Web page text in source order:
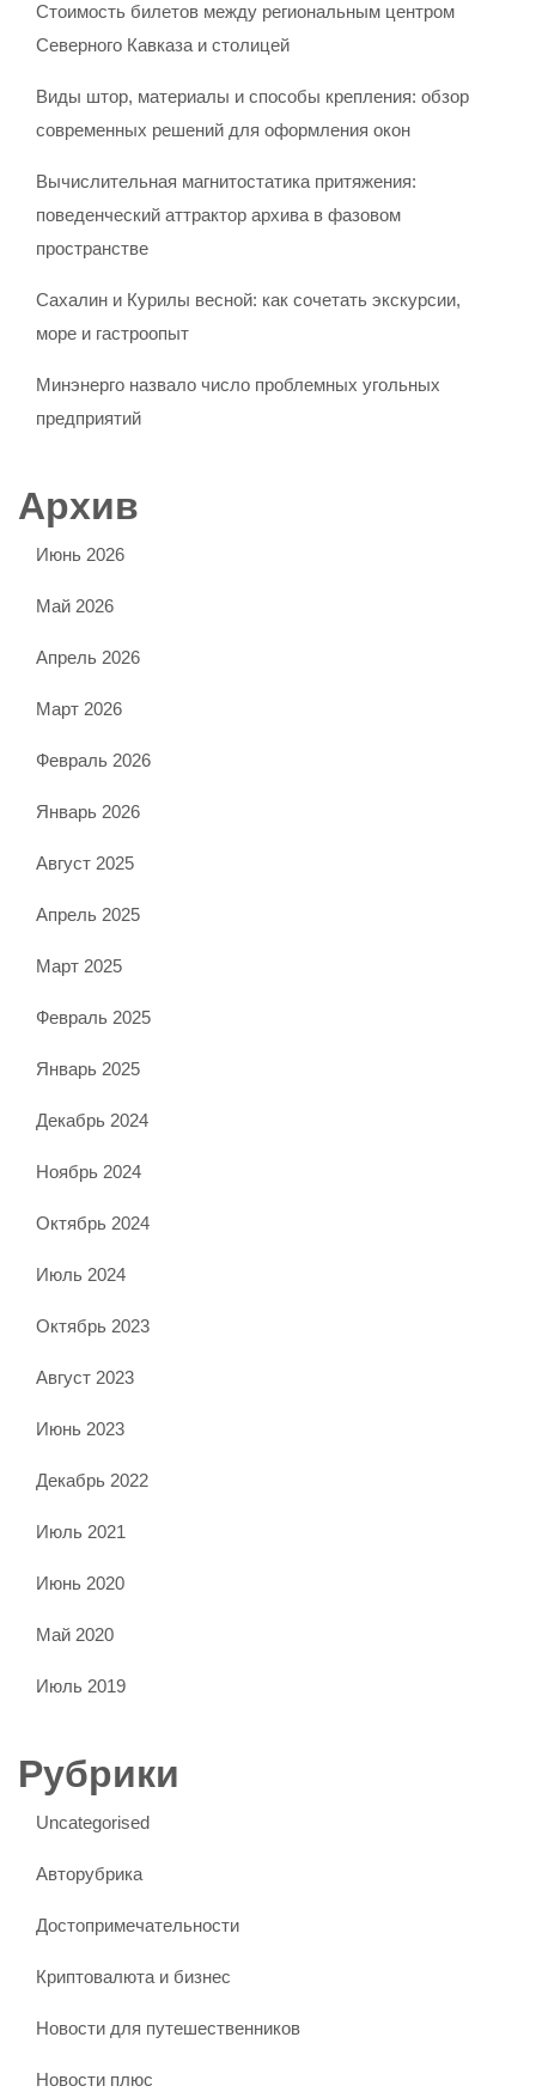
Стоимость билетов между региональным центром
Северного Кавказа и столицей
Виды штор, материалы и способы крепления: обзор
современных решений для оформления окон
Вычислительная магнитостатика притяжения:
поведенческий аттрактор архива в фазовом
пространстве
Сахалин и Курилы весной: как сочетать экскурсии,
море и гастроопыт
Минэнерго назвало число проблемных угольных
предприятий
Архив
Июнь 2026
Май 2026
Апрель 2026
Март 2026
Февраль 2026
Январь 2026
Август 2025
Апрель 2025
Март 2025
Февраль 2025
Январь 2025
Декабрь 2024
Ноябрь 2024
Октябрь 2024
Июль 2024
Октябрь 2023
Август 2023
Июнь 2023
Декабрь 2022
Июль 2021
Июнь 2020
Май 2020
Июль 2019
Рубрики
Uncategorised
Авторубрика
Достопримечательности
Криптовалюта и бизнес
Новости для путешественников
Новости плюс